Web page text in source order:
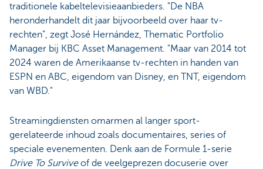
traditionele kabeltelevisieaanbieders. "De NBA
heronderhandelt dit jaar bijvoorbeeld over haar tv-
rechten", zegt José Hernández, Thematic Portfolio
Manager bij KBC Asset Management. "Maar van 2014 tot
2024 waren de Amerikaanse tv-rechten in handen van
ESPN en ABC, eigendom van Disney, en TNT, eigendom
van WBD."
Streamingdiensten omarmen al langer sport-
gerelateerde inhoud zoals documentaires, series of
speciale evenementen. Denk aan de Formule 1-serie
Drive To Surviveof de veelgeprezen docuserie over